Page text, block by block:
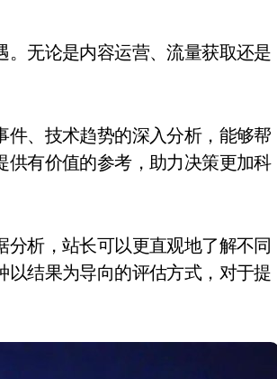
、技术趋势的深入分析，能够帮
有价值的参考，助力决策更加科
析，站长可以更直观地了解不同
结果为导向的评估方式，对于提